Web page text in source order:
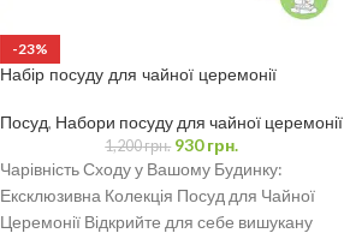
-23%
Набір посуду для чайної церемонії
Посуд, Набори посуду для чайної церемонії
1,200грн. 930грн.
Чарівність Сходу у Вашому Будинку:
Ексклюзивна Колекція Посуд для Чайної
Церемонії Відкрийте для себе вишукану